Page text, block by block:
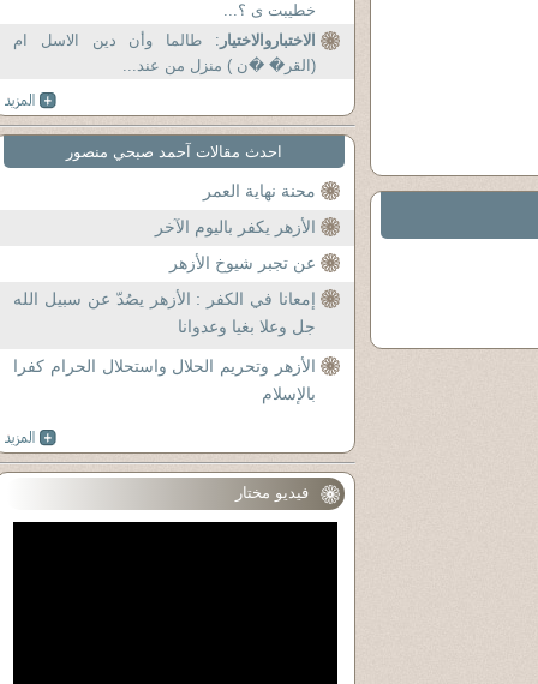
خطيبت ى ؟...
الاختباروالاختيار : طالما وأن دين الاسل ام
(القر� �ن ) منزل من عند...
احدث مقالات آحمد صبحي منصور
محنة نهاية العمر
الأزهر يكفر باليوم الآخر
عن تجبر شيوخ الأزهر
إمعانا في الكفر : الأزهر يصُدّ عن سبيل الله
جل وعلا بغيا وعدوانا
الأزهر وتحريم الحلال واستحلال الحرام كفرا
بالإسلام
فيديو مختار